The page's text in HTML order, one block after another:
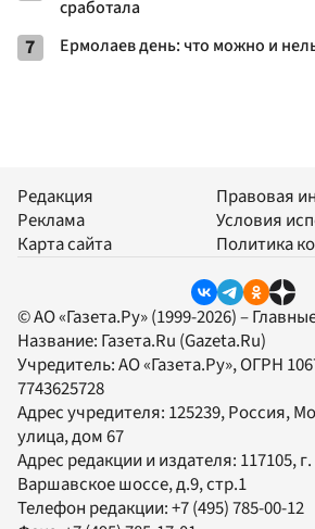
сработала
7 Ермолаев день: что можно и
Редакция
Реклама
Карта сайта
Правовая
Условия
Политика
© АО «Газета.Ру» (1999-2026) –
Название: Газета.Ru (Gazeta.Ru)
Учредитель:АО «Газета.Ру», ОГРН
7743625728
Адрес учредителя: 125239, Россия,
улица, дом 67
Адрес редакции и издателя: 117105, г.
Варшавское шоссе, д.9, стр.1
Телефон редакции:+7 (495) 785-00-12